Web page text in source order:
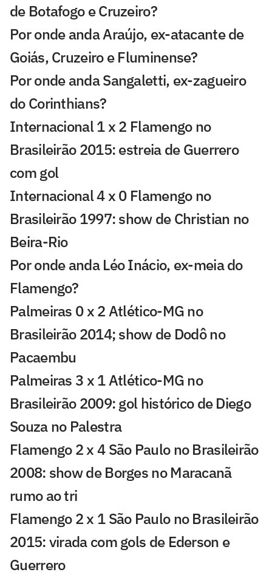
de Botafogo e Cruzeiro?
Por onde anda Araújo, ex-atacante de
Goiás, Cruzeiro e Fluminense?
Por onde anda Sangaletti, ex-zagueiro
do Corinthians?
Internacional 1 x 2 Flamengo no
Brasileirão 2015: estreia de Guerrero
com gol
Internacional 4 x 0 Flamengo no
Brasileirão 1997: show de Christian no
Beira-Rio
Por onde anda Léo Inácio, ex-meia do
Flamengo?
Palmeiras 0 x 2 Atlético-MG no
Brasileirão 2014; show de Dodô no
Pacaembu
Palmeiras 3 x 1 Atlético-MG no
Brasileirão 2009: gol histórico de Diego
Souza no Palestra
Flamengo 2 x 4 São Paulo no Brasileirão
2008: show de Borges no Maracanã
rumo ao tri
Flamengo 2 x 1 São Paulo no Brasileirão
2015: virada com gols de Ederson e
Guerrero